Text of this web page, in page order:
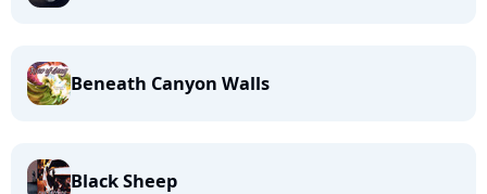
Beneath Canyon Walls
Black Sheep